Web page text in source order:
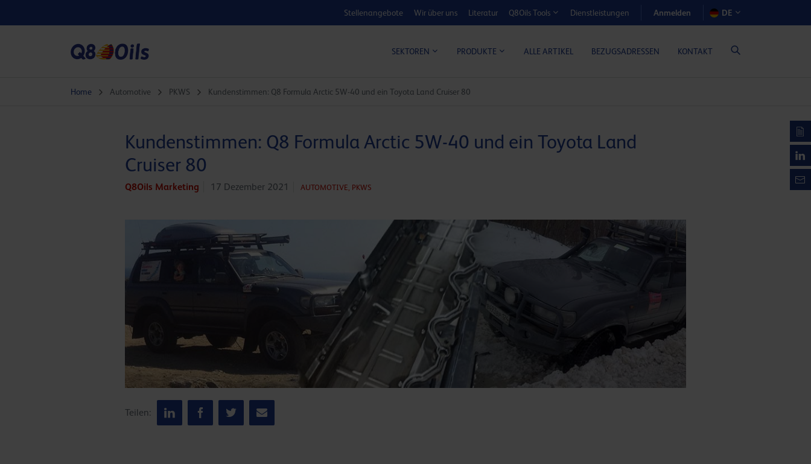
Stellenangebote Wir über uns Literatur Q8Oils Tools Dienstleistungen Anmelden DE
SEKTOREN PRODUKTE ALLE ARTIKEL BEZUGSADRESSEN KONTAKT
Home Automotive PKWS Kundenstimmen: Q8 Formula Arctic 5W-40 und ein Toyota Land Cruiser 80
Kundenstimmen: Q8 Formula Arctic 5W-40 und ein Toyota Land
Cruiser 80
Q8Oils Marketing 17 Dezember 2021 AUTOMOTIVE, PKWS
Teilen: